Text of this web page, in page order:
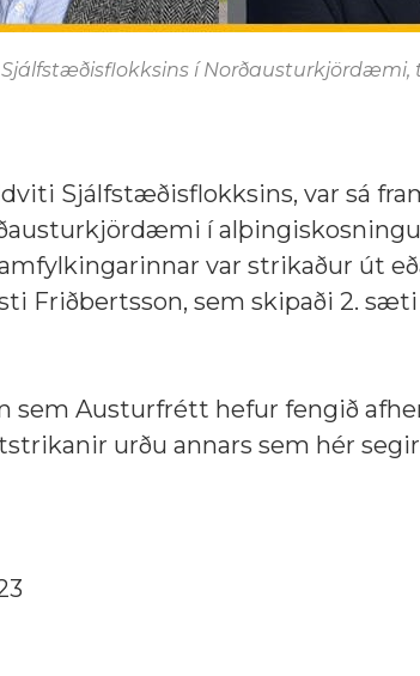
í Norðausturkjördæmi,
Sjálfstæðisflokksins, var sá
í
var strikaður út
Friðbertsson, sem skipaði 2.
sem Austurfrétt hefur fengið
urðu annars sem hér